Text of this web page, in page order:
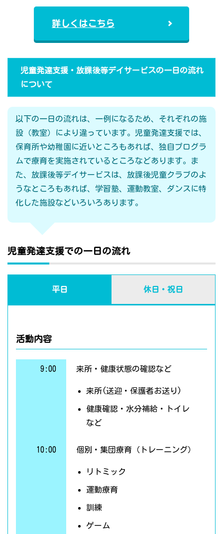
詳しくはこちら
児童発達支援・放課後等デイサービスの一日の流れ
について
以下の一日の流れは、一例になるため、それぞれの施
設（教室）により違っています。児童発達支援では、
保育所や幼稚園に近いところもあれば、独自プログラ
ムで療育を実施されているところなどあります。ま
た、放課後等デイサービスは、放課後児童クラブのよ
うなところもあれば、学習塾、運動教室、ダンスに特
化した施設などいろいろあります。
児童発達支援での一日の流れ
平日 休日・祝日
活動内容
9:00 来所・健康状態の確認など
来所(送迎・保護者お送り)
健康確認・水分補給・トイレ
など
10:00 個別・集団療育（トレーニング）
リトミック
運動療育
訓練
ゲーム